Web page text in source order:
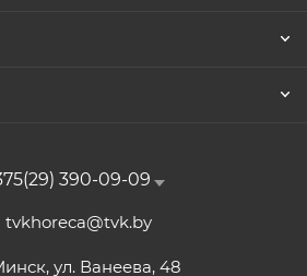
390-09-09
tvkhoreca@tvk.by
ул. Ванеева, 48